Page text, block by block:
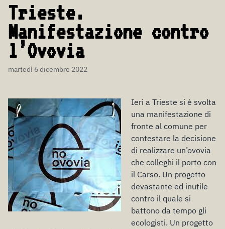
Trieste.
Manifestazione contro
l’Ovovia
martedì 6 dicembre 2022
Ieri a Trieste si è svolta
una manifestazione di
fronte al comune per
contestare la decisione
di realizzare un’ovovia
che colleghi il porto con
il Carso. Un progetto
devastante ed inutile
contro il quale si
battono da tempo gli
ecologisti. Un progetto